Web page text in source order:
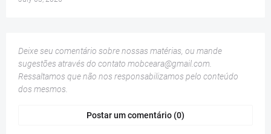
Deixe seu comentário sobre nossas matérias, ou mande
sugestões através do contato mobceara@gmail.com
Ressaltamos que não nos responsabilizamos pelo conteúdo
dos mesmos.
Postar um comentário (0)